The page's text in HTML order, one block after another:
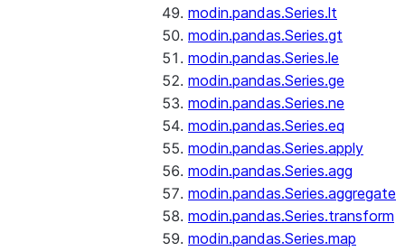
modin.pandas.Series.lt
modin.pandas.Series.gt
modin.pandas.Series.le
modin.pandas.Series.ge
modin.pandas.Series.ne
modin.pandas.Series.eq
modin.pandas.Series.apply
modin.pandas.Series.agg
modin.pandas.Series.aggregate
modin.pandas.Series.transform
modin.pandas.Series.map